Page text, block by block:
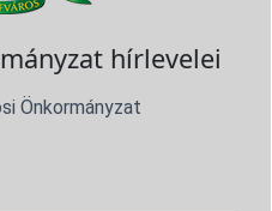
hírlevelei
Önkormányzat